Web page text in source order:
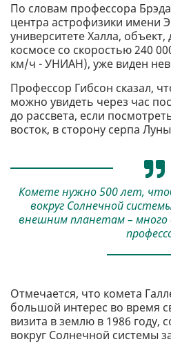
По словам профессора
центра астрофизики имени
университете Халла,
космосе со скоростью 240
км/ч - УНИАН), уже виден
Профессор Гибсон сказал,
можно увидеть через час
до рассвета, если
восток, в сторону серпа
Комете нужно 500 лет,
вокруг Солнечной
внешним планетам – много
Отмечается, что комета
большой интерес во время
визита в землю в 1986 году,
вокруг Солнечной системы